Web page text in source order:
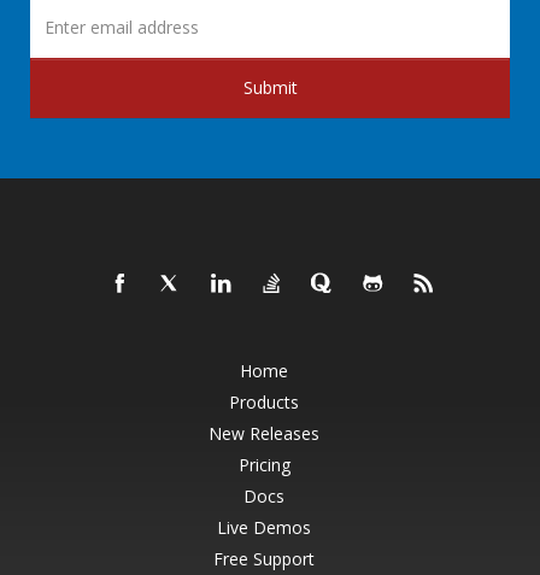
Submit
Home
Products
New Releases
Pricing
Docs
Live Demos
Free Support